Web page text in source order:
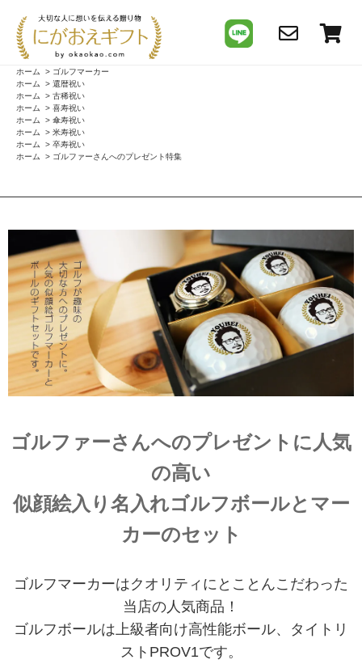
ホーム > ゴルフマーカー
ホーム
> 還暦祝い
ホーム
> 古稀祝い
ホーム
> 喜寿祝い
ホーム
> 傘寿祝い
ホーム
> 米寿祝い
ホーム
> 卒寿祝い
ホーム
> ゴルファーさんへのプレゼント特集
ゴルファーさんへのプレゼントに人気
の高い
似顔絵入り名入れゴルフボールとマー
カーのセット
ゴルフマーカーはクオリティにとことんこだわった
当店の人気商品！
ゴルフボールは上級者向け高性能ボール、タイトリ
ストPROV1です。